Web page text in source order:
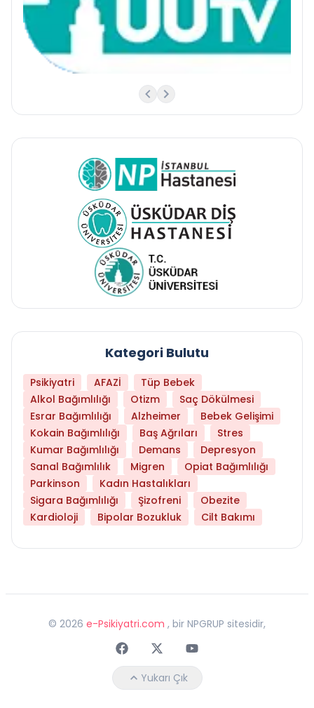
Kategori Bulutu
Psikiyatri AFAZİ
Tüp Bebek
Alkol Bağımlılığı
Otizm
Saç Dökülmesi
Esrar Bağımlılığı
Alzheimer
Bebek Gelişimi
Kokain Bağımlılığı
Baş Ağrıları
Stres
Kumar Bağımlılığı
Demans
Depresyon
Sanal Bağımlılık
Migren
Opiat Bağımlılığı
Parkinson
Kadın Hastalıkları
Sigara Bağımlılığı
Şizofreni
Obezite
Kardioloji
Bipolar Bozukluk Cilt Bakımı
© 2026 e-Psikiyatri.com , bir NPGRUP sitesidir,
FaceebokTwitterYoutube
Yukarı Çık